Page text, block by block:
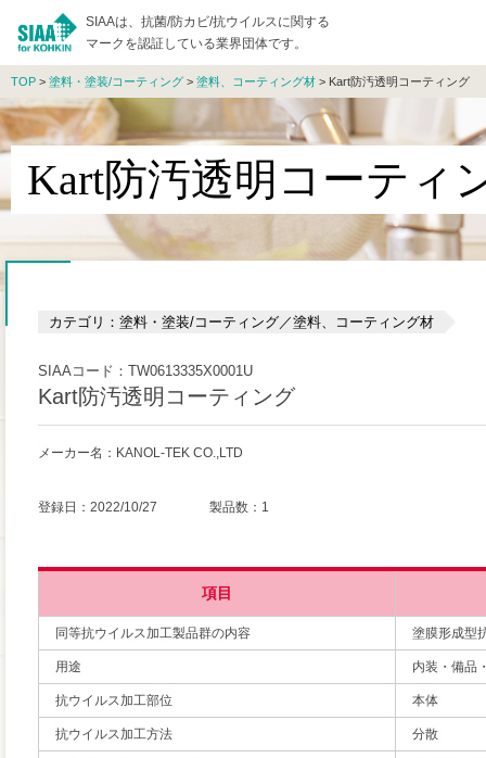
SIAAは、抗菌/防カビ/抗ウイルスに関する
マークを認証している業界団体です。
TOP > 塗料・塗装/コーティング > 塗料、コーティング材 > Kart防汚透明コーティング
Kart防汚透明コーティ
カテゴリ：塗料・塗装/コーティング／塗料、コーティング材
SIAAコード：TW0613335X0001U
Kart防汚透明コーティング
メーカー名：KANOL-TEK CO.,LTD
登録日：2022/10/27 製品数：1
項目
同等抗ウイルス加工製品群の内容 塗膜形成型
用途 内装・備品
抗ウイルス加工部位 本体
抗ウイルス加工方法 分散